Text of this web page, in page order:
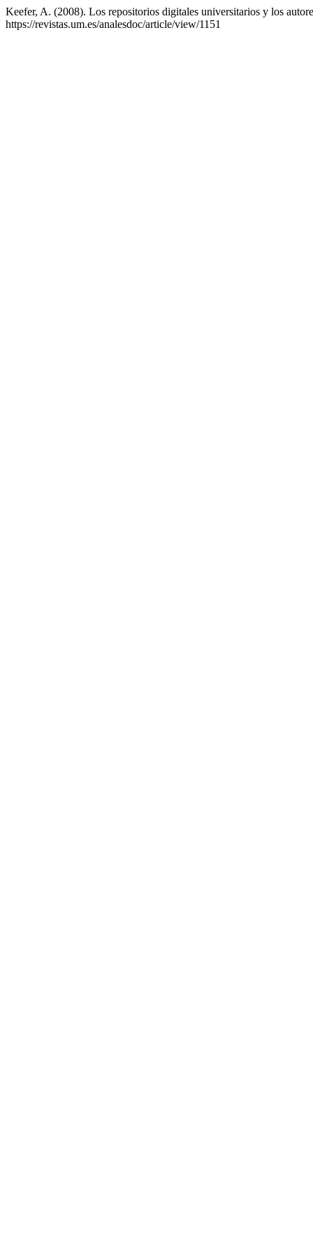
Keefer, A. (2008). Los repositorios digitales universitarios y los
https://revistas.um.es/analesdoc/article/view/1151